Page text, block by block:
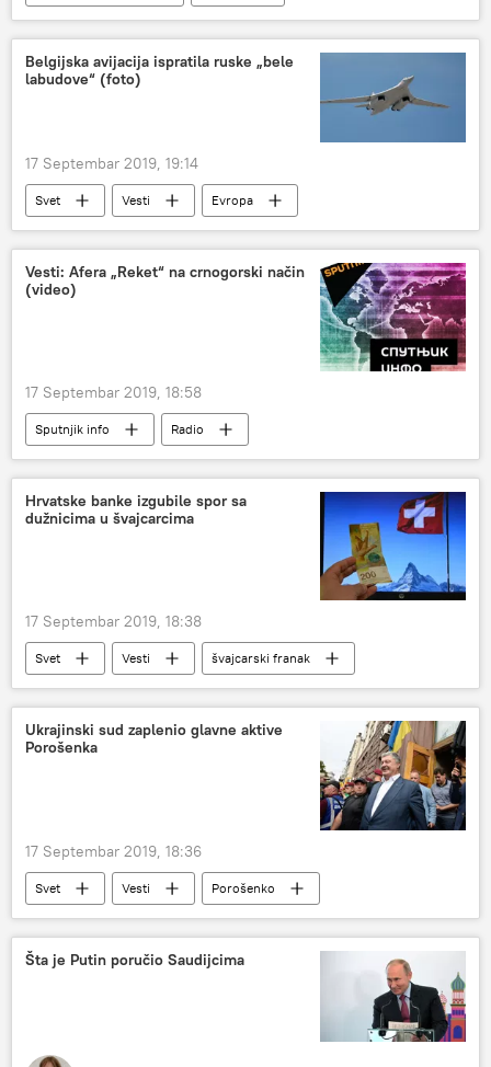
Saudijska Arabija
Belgijska avijacija ispratila ruske „bele
labudove“ (foto)
17 Septembar 2019, 19:14
Svet Vesti Evropa
Vesti: Afera „Reket“ na crnogorski način
(video)
17 Septembar 2019, 18:58
Sputnjik info Radio
Hrvatske banke izgubile spor sa
dužnicima u švajcarcima
17 Septembar 2019, 18:38
Svet Vesti
švajcarski franak
Hrvatska
Region
Ukrajinski sud zaplenio glavne aktive
Porošenka
17 Septembar 2019, 18:36
Svet Vesti
Porošenko
Ukrajina
Sud Evropa
Šta je Putin poručio Saudijcima